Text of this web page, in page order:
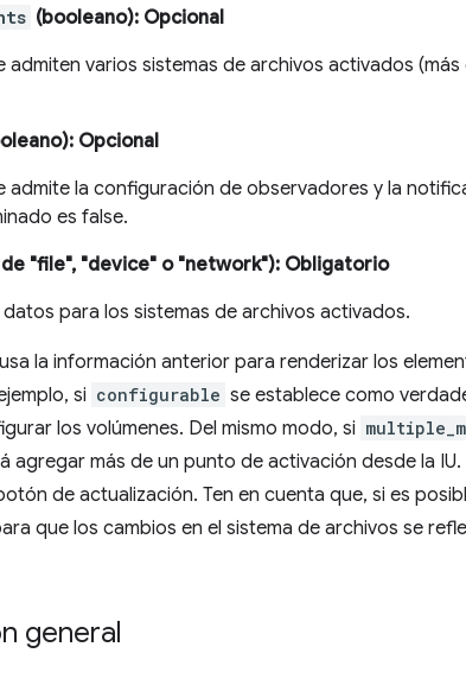
(booleano): Opcional
admiten varios sistemas de archivos activados
: Opcional
admite la configuración de observadores y la
es false.
de "file", "device" o "network"): Obligatorio
para los sistemas de archivos activados.
la información anterior para renderizar los
si configurable se establece como
los volúmenes. Del mismo modo, si
agregar más de un punto de activación desde la IU.
de actualización. Ten en cuenta que, si es
que los cambios en el sistema de archivos se
general